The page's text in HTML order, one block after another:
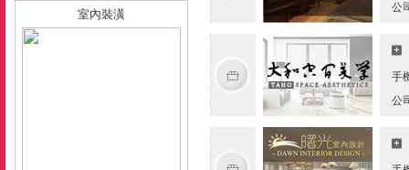
室內裝潢
公
手
公